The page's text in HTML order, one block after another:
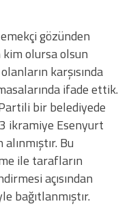
gözünden
olursa olsun
karşısında
ifade ettik.
bir belediyede
ikramiye Esenyurt
Bu
ile tarafların
açısından
bağıtlanmıştır.